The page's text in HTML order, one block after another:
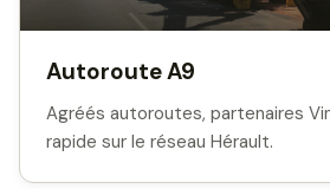
Autoroute A9
Agréés autoroutes, partenaires
rapide sur le réseau Hérault.